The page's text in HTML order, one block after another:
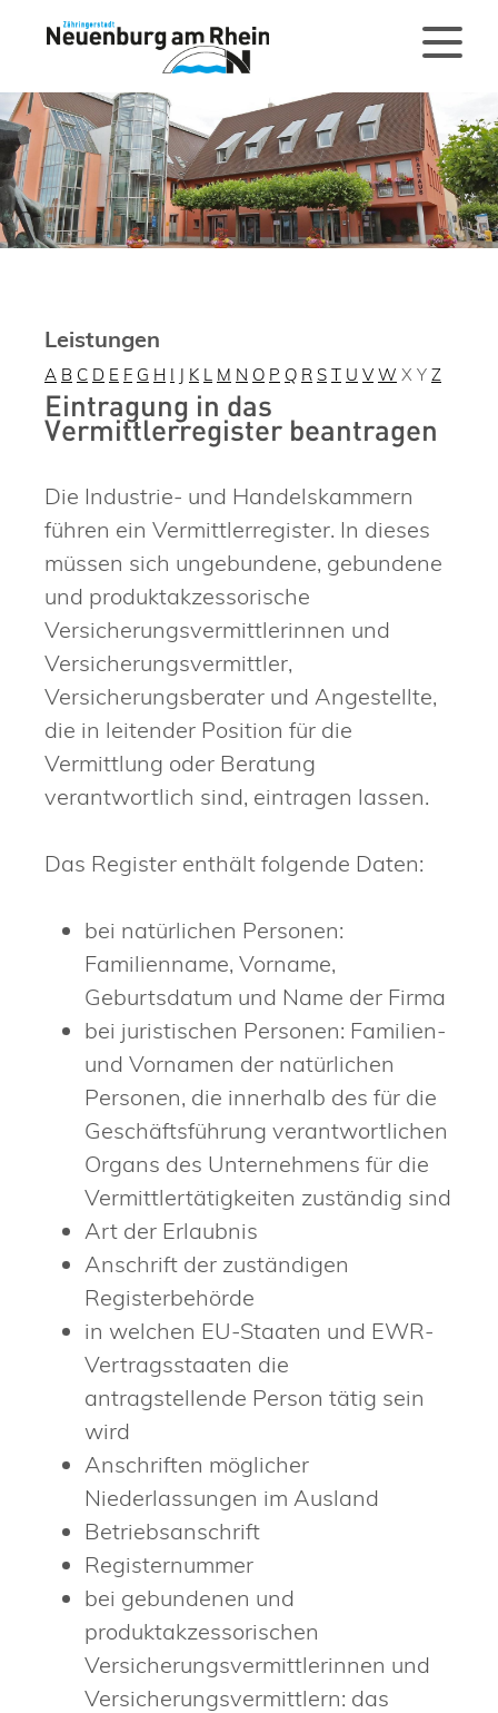
Leistungen
A B C D E F G H I J K L M N O P Q R S T U V W X Y Z
Eintragung in das
Vermittlerregister beantragen
Die Industrie- und Handelskammern
führen ein Vermittlerregister. In dieses
müssen sich ungebundene, gebundene
und produktakzessorische
Versicherungsvermittlerinnen und
Versicherungsvermittler,
Versicherungsberater und Angestellte,
die in leitender Position für die
Vermittlung oder Beratung
verantwortlich sind, eintragen lassen.
Das Register enthält folgende Daten:
bei natürlichen Personen:
Familienname, Vorname,
Geburtsdatum und Name der Firma
bei juristischen Personen: Familien-
und Vornamen der natürlichen
Personen, die innerhalb des für die
Geschäftsführung verantwortlichen
Organs des Unternehmens für die
Vermittlertätigkeiten zuständig sind
Art der Erlaubnis
Anschrift der zuständigen
Registerbehörde
in welchen EU-Staaten und EWR-
Vertragsstaaten die
antragstellende Person tätig sein
wird
Anschriften möglicher
Niederlassungen im Ausland
Betriebsanschrift
Registernummer
bei gebundenen und
produktakzessorischen
Versicherungsvermittlerinnen und
Versicherungsvermittlern: das